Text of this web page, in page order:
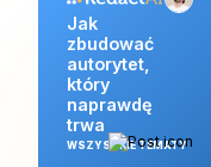
Jak
zbudować
autorytet,
który
naprawdę
trwa
WSZYSTKIE TEMATY